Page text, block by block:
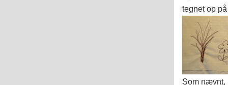
tegnet op
Som nævnt,